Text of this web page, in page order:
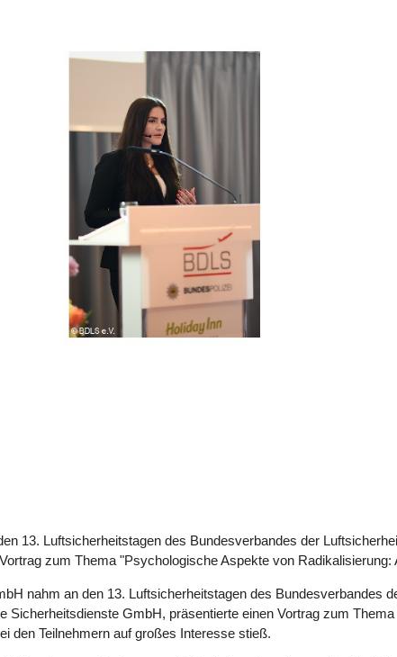
13. Luftsicherheitstagen des Bundesverbandes der
zum Thema "Psychologische Aspekte von Radikalisierung:
nahm an den 13. Luftsicherheitstagen des Bundesverbandes
Sicherheitsdienste GmbH, präsentierte einen Vortrag zum
den Teilnehmern auf großes Interesse stieß.